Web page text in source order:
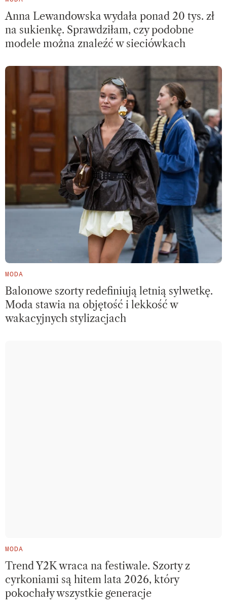
Anna Lewandowska wydała ponad 20 tys. zł
na sukienkę. Sprawdziłam, czy podobne
modele można znaleźć w sieciówkach
MODA
Balonowe szorty redefiniują letnią sylwetkę.
Moda stawia na objętość i lekkość w
wakacyjnych stylizacjach
MODA
Trend Y2K wraca na festiwale. Szorty z
cyrkoniami są hitem lata 2026, który
pokochały wszystkie generacje